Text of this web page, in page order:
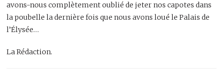
avons-nous complètement oublié de jeter nos capotes dans
la poubelle la dernière fois que nous avons loué le Palais de
l’Élysée…
La Rédaction.